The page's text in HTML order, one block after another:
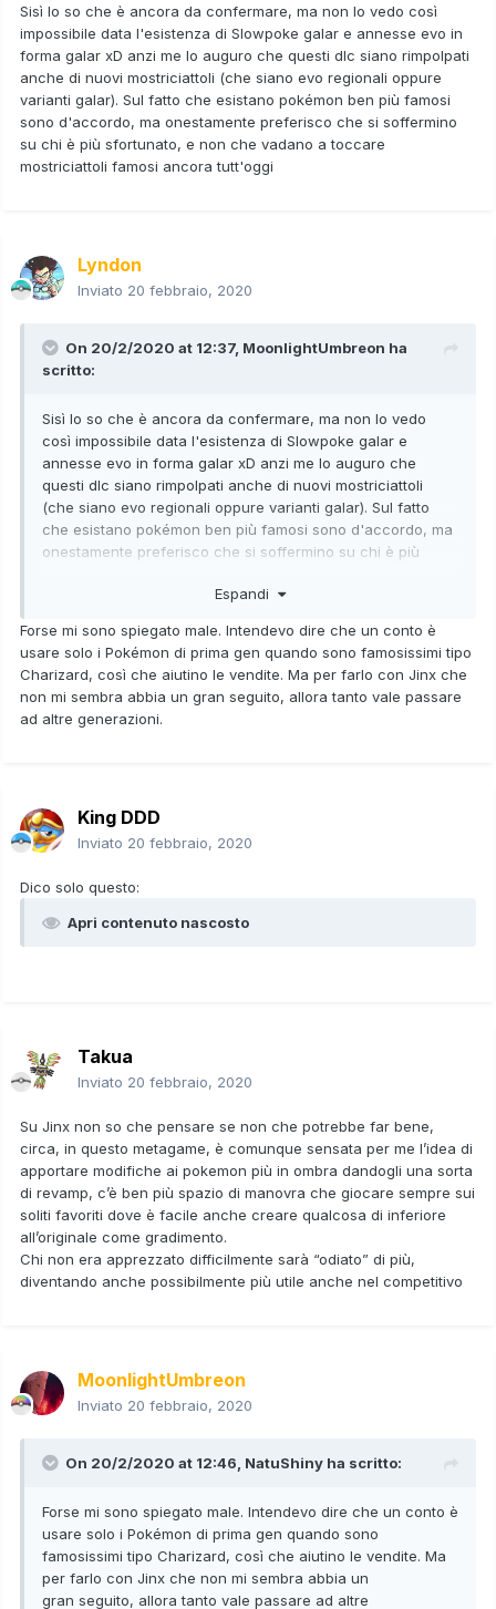
Sisì lo so che è ancora da confermare, ma non lo vedo così
impossibile data l'esistenza di Slowpoke galar e annesse evo in
forma galar xD anzi me lo auguro che questi dlc siano rimpolpati
anche di nuovi mostriciattoli (che siano evo regionali oppure
varianti galar). Sul fatto che esistano pokémon ben più famosi
sono d'accordo, ma onestamente preferisco che si soffermino
su chi è più sfortunato, e non che vadano a toccare
mostriciattoli famosi ancora tutt'oggi
Lyndon
Inviato 20 febbraio, 2020
On 20/2/2020 at 12:37, MoonlightUmbreon ha
scritto:
Sisì lo so che è ancora da confermare, ma non lo vedo
così impossibile data l'esistenza di Slowpoke galar e
annesse evo in forma galar xD anzi me lo auguro che
questi dlc siano rimpolpati anche di nuovi mostriciattoli
(che siano evo regionali oppure varianti galar). Sul fatto
che esistano pokémon ben più famosi sono d'accordo, ma
onestamente preferisco che si soffermino su chi è più
Espandi
Forse mi sono spiegato male. Intendevo dire che un conto è
usare solo i Pokémon di prima gen quando sono famosissimi tipo
Charizard, così che aiutino le vendite. Ma per farlo con Jinx che
non mi sembra abbia un gran seguito, allora tanto vale passare
ad altre generazioni.
King DDD
Inviato 20 febbraio, 2020
Dico solo questo:
Apri contenuto nascosto
Takua
Inviato 20 febbraio, 2020
Su Jinx non so che pensare se non che potrebbe far bene,
circa, in questo metagame, è comunque sensata per me l’idea di
apportare modifiche ai pokemon più in ombra dandogli una sorta
di revamp, c’è ben più spazio di manovra che giocare sempre sui
soliti favoriti dove è facile anche creare qualcosa di inferiore
all’originale come gradimento.
Chi non era apprezzato difficilmente sarà “odiato” di più,
diventando anche possibilmente più utile anche nel competitivo
MoonlightUmbreon
Inviato 20 febbraio, 2020
On 20/2/2020 at 12:46, NatuShiny ha scritto:
Forse mi sono spiegato male. Intendevo dire che un conto è
usare solo i Pokémon di prima gen quando sono
famosissimi tipo Charizard, così che aiutino le vendite. Ma
per farlo con Jinx che non mi sembra abbia un
gran seguito, allora tanto vale passare ad altre